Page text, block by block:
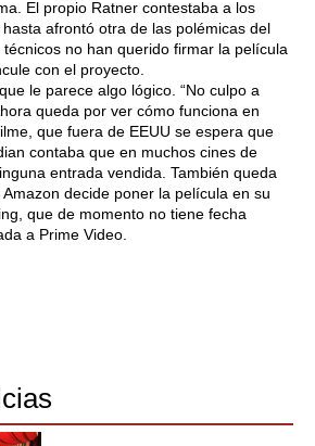
El propio Ratner contestaba a los
afrontó otra de las polémicas del
no han querido firmar la película
con el proyecto.
le parece algo lógico. “No culpo a
queda por ver cómo funciona en
que fuera de EEUU se espera que
contaba que en muchos cines de
entrada vendida. También queda
decide poner la película en su
que de momento no tiene fecha
a Prime Video.